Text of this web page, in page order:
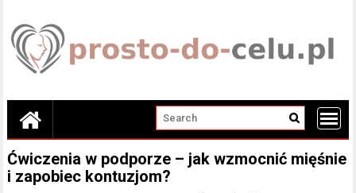
content
Ćwiczenia w podporze – jak wzmocnić mięśnie
i zapobiec kontuzjom?